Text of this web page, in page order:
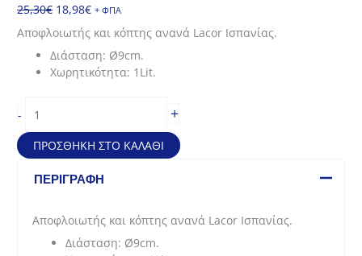
25,30€ Original
price
25,30€.
18,98€Η
τρέχουσα
είναι:
18,98€.
+ ΦΠΑ
Αποφλοιωτής και κόπτης ανανά Lacor Ισπανίας.
Διάσταση: Ø9cm.
Χωρητικότητα: 1Lit.
-
κόπτης
ανανά
ποσότητα
+
ΠΡΟΣΘΉΚΗ ΣΤΟ ΚΑΛΆΘΙ
ΠΕΡΙΓΡΑΦΉ
Αποφλοιωτής και κόπτης ανανά Lacor Ισπανίας.
Διάσταση: Ø9cm.